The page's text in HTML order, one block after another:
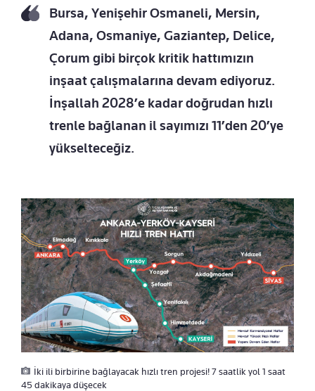
Bursa, Yenişehir Osmaneli, Mersin,
Adana, Osmaniye, Gaziantep, Delice,
Çorum gibi birçok kritik hattımızın
inşaat çalışmalarına devam ediyoruz.
İnşallah 2028’e kadar doğrudan hızlı
trenle bağlanan il sayımızı 11’den 20’ye
yükselteceğiz.
İki ili birbirine bağlayacak hızlı tren projesi! 7 saatlik yol 1 saat
45 dakikaya düşecek